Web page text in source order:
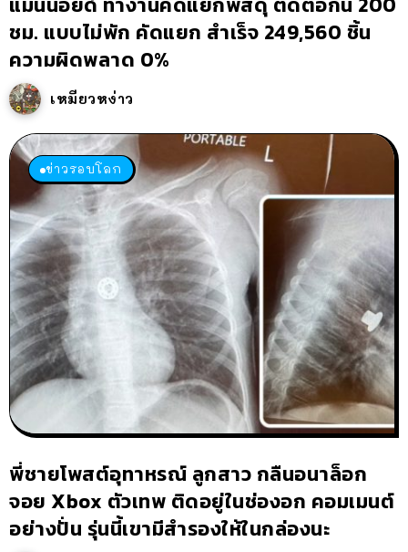
ชม. แบบไม่พัก คัดแยก สำเร็จ 249,560 ชิ้น
ความผิดพลาด 0%
เหมียวหง่าว
ข่าวรอบโลก
พี่ชายโพสต์อุทาหรณ์ ลูกสาว กลืนอนาล็อก
จอย Xbox ตัวเทพ ติดอยู่ในช่องอก คอมเมนต์
อย่างปั่น รุ่นนี้เขามีสำรองให้ในกล่องนะ